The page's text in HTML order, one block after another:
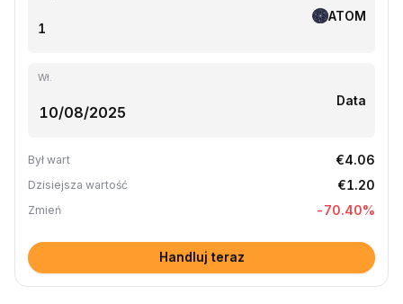
ATOM
Wł.
Data
Był wart €4.06
Dzisiejsza wartość €1.20
Zmień -70.40%
Handluj teraz